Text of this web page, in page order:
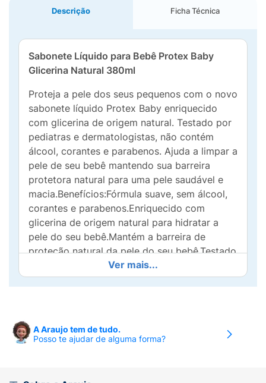
Descrição Ficha Técnica
Sabonete Líquido para Bebê Protex Baby
Glicerina Natural 380ml
Proteja a pele dos seus pequenos com o novo
sabonete líquido Protex Baby enriquecido
com glicerina de origem natural. Testado por
pediatras e dermatologistas, não contém
álcool, corantes e parabenos. Ajuda a limpar a
pele de seu bebê mantendo sua barreira
protetora natural para uma pele saudável e
macia.Benefícios:Fórmula suave, sem álcool,
corantes e parabenos.Enriquecido com
glicerina de origem natural para hidratar a
pele do seu bebê.Mantém a barreira de
proteção natural da pele do seu bebê.Testado
por pediatras e dermatologistas.Fragrância
biodegradável e suave.pH balanceado e
pediatras e dermatologistas.Fórmula suave,
sem álcool, corantes e parabenos.pH
Ver mais...
A Araujo tem de tudo.
Posso te ajudar de alguma forma?